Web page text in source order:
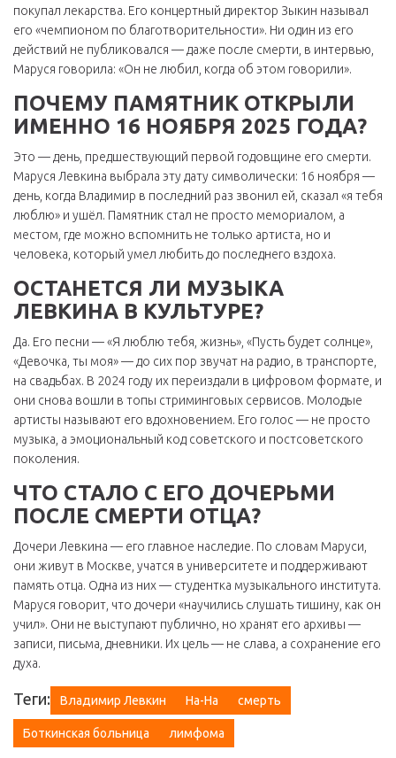
покупал лекарства. Его концертный директор Зыкин называл
его «чемпионом по благотворительности». Ни один из его
действий не публиковался — даже после смерти, в интервью,
Маруся говорила: «Он не любил, когда об этом говорили».
ПОЧЕМУ ПАМЯТНИК ОТКРЫЛИ
ИМЕННО 16 НОЯБРЯ 2025 ГОДА?
Это — день, предшествующий первой годовщине его смерти.
Маруся Левкина выбрала эту дату символически: 16 ноября —
день, когда Владимир в последний раз звонил ей, сказал «я тебя
люблю» и ушёл. Памятник стал не просто мемориалом, а
местом, где можно вспомнить не только артиста, но и
человека, который умел любить до последнего вздоха.
ОСТАНЕТСЯ ЛИ МУЗЫКА
ЛЕВКИНА В КУЛЬТУРЕ?
Да. Его песни — «Я люблю тебя, жизнь», «Пусть будет солнце»,
«Девочка, ты моя» — до сих пор звучат на радио, в транспорте,
на свадьбах. В 2024 году их переиздали в цифровом формате, и
они снова вошли в топы стриминговых сервисов. Молодые
артисты называют его вдохновением. Его голос — не просто
музыка, а эмоциональный код советского и постсоветского
поколения.
ЧТО СТАЛО С ЕГО ДОЧЕРЬМИ
ПОСЛЕ СМЕРТИ ОТЦА?
Дочери Левкина — его главное наследие. По словам Маруси,
они живут в Москве, учатся в университете и поддерживают
память отца. Одна из них — студентка музыкального института.
Маруся говорит, что дочери «научились слушать тишину, как он
учил». Они не выступают публично, но хранят его архивы —
записи, письма, дневники. Их цель — не слава, а сохранение его
духа.
Теги: Владимир Левкин На-На смерть
Боткинская больница лимфома